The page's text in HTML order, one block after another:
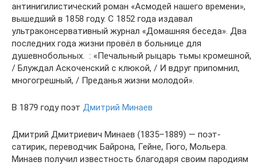
антинигилистический роман «Асмодей нашего времени»,
вышедший в 1858 году. С 1852 года издавал
ультраконсервативный журнал «Домашняя беседа». Два
последних года жизни провёл в больнице для
душевнобольных. ⁠ : «Печальный рыцарь тьмы кромешной,
/ Блуждал Аскоченский с клюкой, / И вдруг припомнил,
многогрешный, / Преданья жизни молодой».
В 1879 году поэт Дмитрий Минаев
Дмитрий Дмитриевич Минаев (1835–1889) — поэт-
сатирик, переводчик Байрона, Гейне, Гюго, Мольера.
Минаев получил известность благодаря своим пародиям